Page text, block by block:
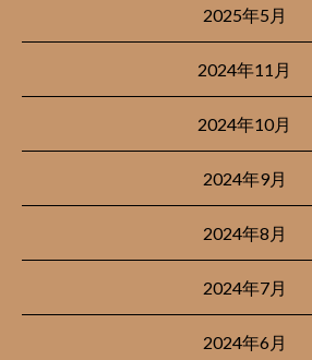
2025年5月
2024年11月
2024年10月
2024年9月
2024年8月
2024年7月
2024年6月